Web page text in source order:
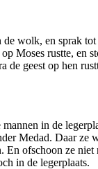
de wolk, en sprak
Moses rustte, en
de geest op hen
in de
Medad. Daar ze
En ofschoon ze niet
in de legerplaats.